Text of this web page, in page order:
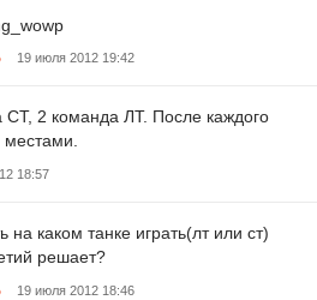
19 июля 2012 19:42
СТ, 2 команда ЛТ. После каждого
местами.
18:57
на каком танке играть(лт или ст)
решает?
19 июля 2012 18:46